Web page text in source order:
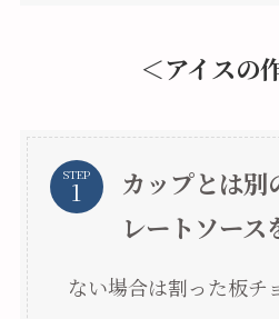
＜アイスの
STEP
カップとは別
レートソース
ない場合は割った板チ